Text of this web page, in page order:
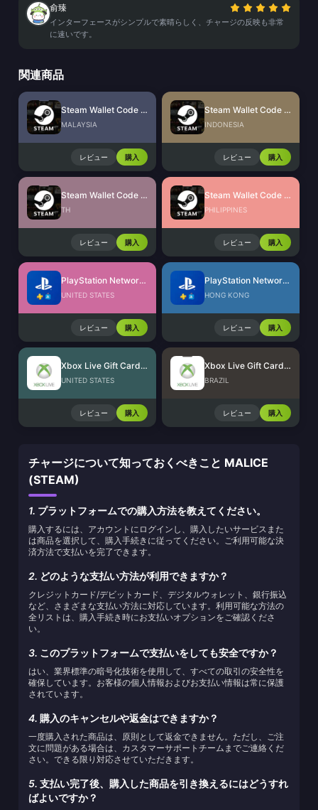
俞臻
インターフェースがシンプルで素晴らしく、チャージの反映も非常
に速いです。
関連商品
Steam Wallet Code (MYR)
MALAYSIA
レビュー 購入
Steam Wallet Code (IDR)
INDONESIA
レビュー 購入
Steam Wallet Code (THB)
TH
レビュー 購入
Steam Wallet Code (PHP)
PHILIPPINES
レビュー 購入
PlayStation Network Card (US)
UNITED STATES
レビュー 購入
PlayStation Network Card (HK)
HONG KONG
レビュー 購入
Xbox Live Gift Card (US)
UNITED STATES
レビュー 購入
Xbox Live Gift Card (BR)
BRAZIL
レビュー 購入
チャージについて知っておくべきこと MALICE
(STEAM)
1. プラットフォームでの購入方法を教えてください。
購入するには、アカウントにログインし、購入したいサービスまた
は商品を選択して、購入手続きに従ってください。ご利用可能な決
済方法で支払いを完了できます。
2. どのような支払い方法が利用できますか？
クレジットカード/デビットカード、デジタルウォレット、銀行振込
など、さまざまな支払い方法に対応しています。利用可能な方法の
全リストは、購入手続き時にお支払いオプションをご確認くださ
い。
3. このプラットフォームで支払いをしても安全ですか？
はい、業界標準の暗号化技術を使用して、すべての取引の安全性を
確保しています。お客様の個人情報およびお支払い情報は常に保護
されています。
4. 購入のキャンセルや返金はできますか？
一度購入された商品は、原則として返金できません。ただし、ご注
文に問題がある場合は、カスタマーサポートチームまでご連絡くだ
さい。できる限り対応させていただきます。
5. 支払い完了後、購入した商品を引き換えるにはどうすれ
ばよいですか？